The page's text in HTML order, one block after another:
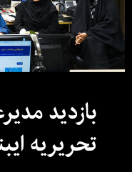
بازدید
تحریریه